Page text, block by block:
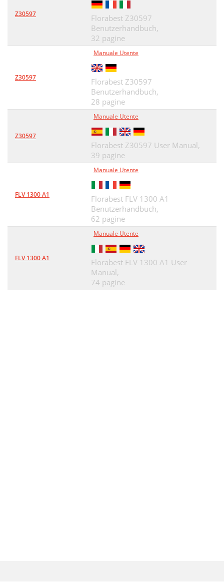
Z30597
Florabest Z30597
Benutzerhandbuch,
32 pagine
Z30597
Manuale Utente
Florabest Z30597
Benutzerhandbuch,
28 pagine
Z30597
Manuale Utente
Florabest Z30597 User Manual,
39 pagine
FLV 1300 A1
Manuale Utente
Florabest FLV 1300 A1
Benutzerhandbuch,
62 pagine
FLV 1300 A1
Manuale Utente
Florabest FLV 1300 A1 User
Manual,
74 pagine